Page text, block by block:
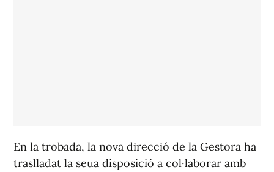
En la trobada, la nova direcció de la Gestora ha
traslladat la seua disposició a col·laborar amb